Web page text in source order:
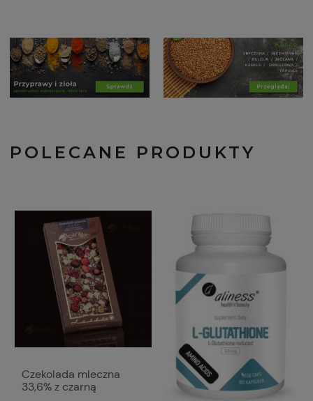
POLECANE PRODUKTY
Czekolada mleczna
33,6% z czarną